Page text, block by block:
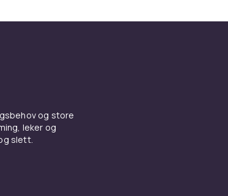
mellom tynne silikon-deksel som bevarer
støtdempende modeller for ekstra
tilbehør
og store
leker og
slett.